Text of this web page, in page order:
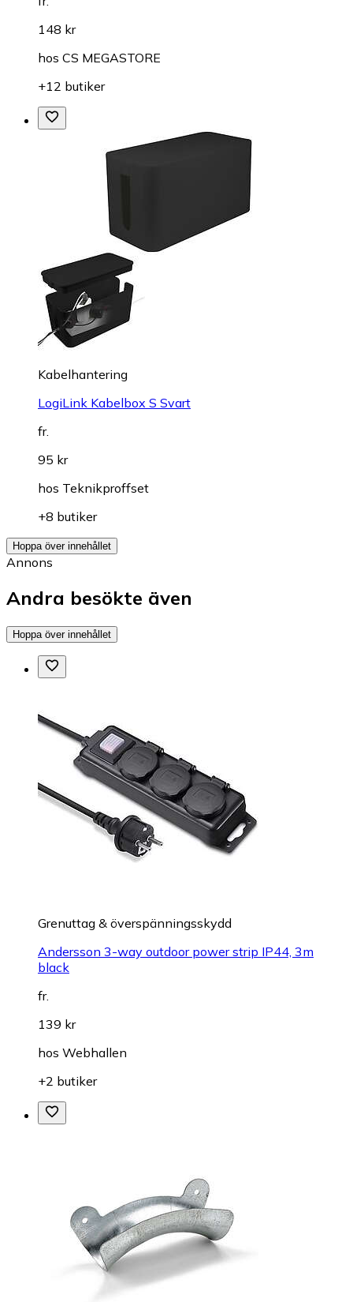
148 kr
hos CS MEGASTORE
+12 butiker
Kabelhantering
LogiLink Kabelbox S Svart
fr.
95 kr
hos Teknikproffset
+8 butiker
Hoppa över innehållet
Annons
Andra besökte även
Hoppa över innehållet
Grenuttag & överspänningsskydd
Andersson 3-way outdoor power strip IP44, 3m
black
fr.
139 kr
hos Webhallen
+2 butiker